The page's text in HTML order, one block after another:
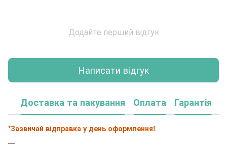
Додайте перший відгук
Написати відгук
Доставка та пакування Оплата Гарантія
*Зазвичай відправка у день оформлення!